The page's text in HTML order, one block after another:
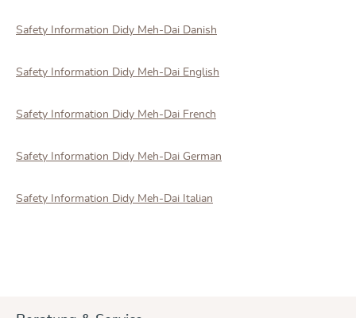
Safety Information Didy Meh-Dai Danish
Safety Information Didy Meh-Dai English
Safety Information Didy Meh-Dai French
Safety Information Didy Meh-Dai German
Safety Information Didy Meh-Dai Italian